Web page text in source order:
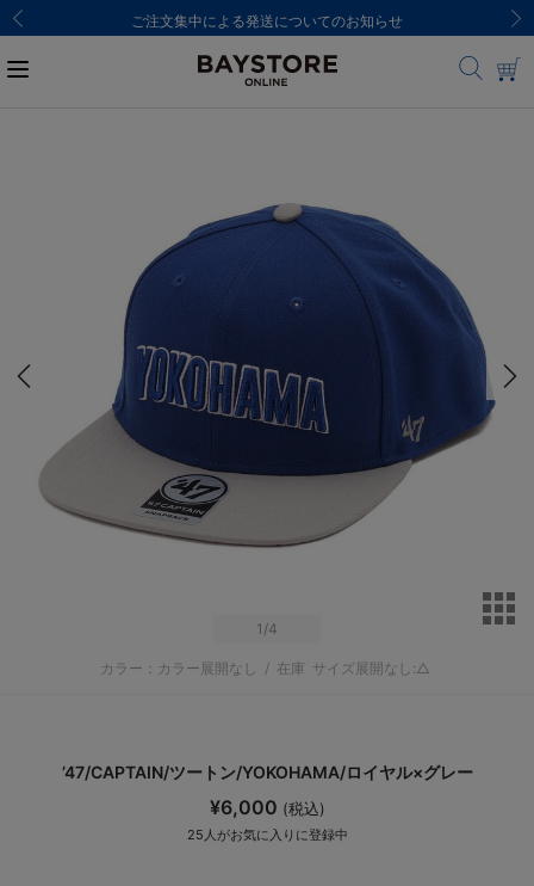
ご注文集中による発送についてのお知らせ
1 /4
カラー：カラー展開なし / 在庫 サイズ展開なし:△
’47/CAPTAIN/ツートン/YOKOHAMA/ロイヤル×グレー
¥6,000 (税込)
25 人がお気に入りに登録中